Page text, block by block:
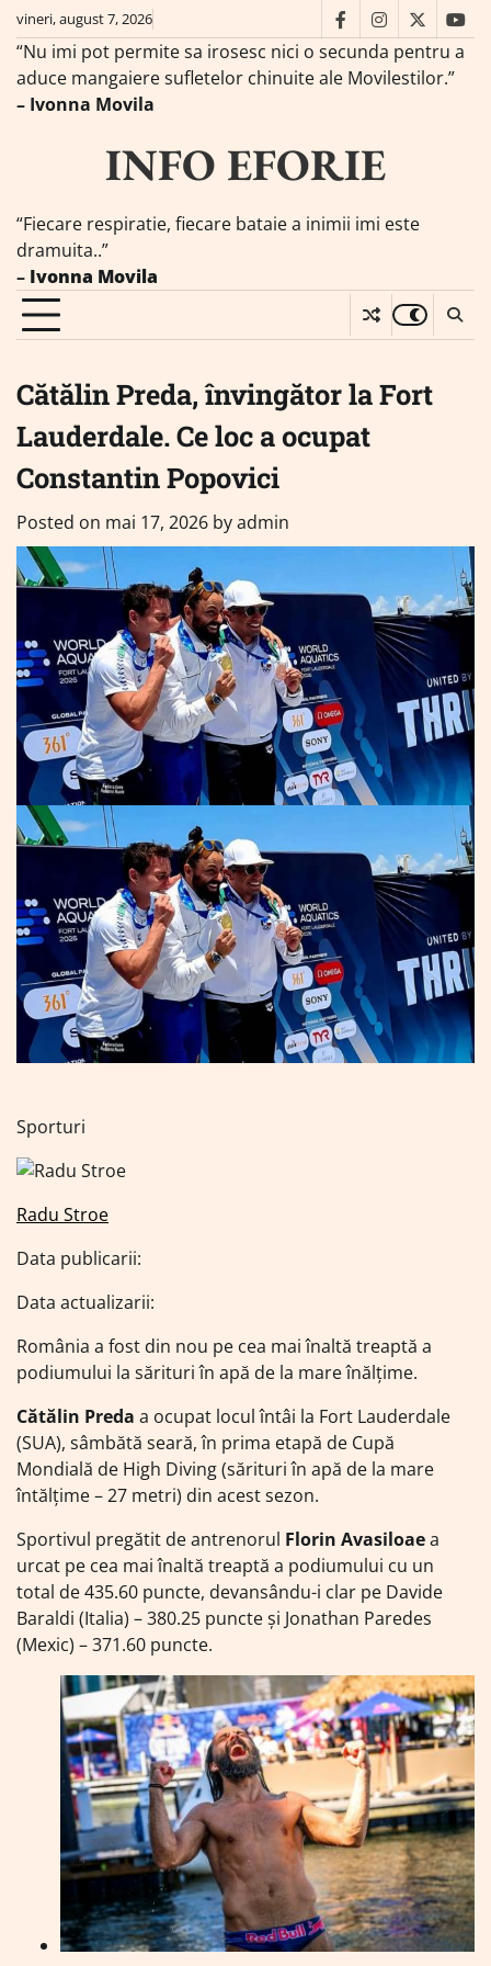
Skip
content
vineri, august 7, 2026 facebookinstagram
twitter
“Nu imi pot permite sa irosesc nici o secunda pentru a
aduce mangaiere sufletelor chinuite ale Movilestilor.”
– Ivonna Movila
INFO EFORIE
“Fiecare respiratie, fiecare bataie a inimii imi este
dramuita..”
– Ivonna Movila
Cătălin Preda, învingător la Fort
Lauderdale. Ce loc a ocupat
Constantin Popovici
Posted on mai 17, 2026 byadmin
Sporturi
Radu Stroe
Data publicarii:
Data actualizarii:
România a fost din nou pe cea mai înaltă treaptă a
podiumului la sărituri în apă de la mare înălţime.
Cătălin Preda a ocupat locul întâi la Fort Lauderdale
(SUA), sâmbătă seară, în prima etapă de Cupă
Mondială de High Diving (sărituri în apă de la mare
întălţime – 27 metri) din acest sezon.
Sportivul pregătit de antrenorul Florin Avasiloaea
urcat pe cea mai înaltă treaptă a podiumului cu un
total de 435.60 puncte, devansându-i clar pe Davide
Baraldi (Italia) – 380.25 puncte şi Jonathan Paredes
(Mexic) – 371.60 puncte.